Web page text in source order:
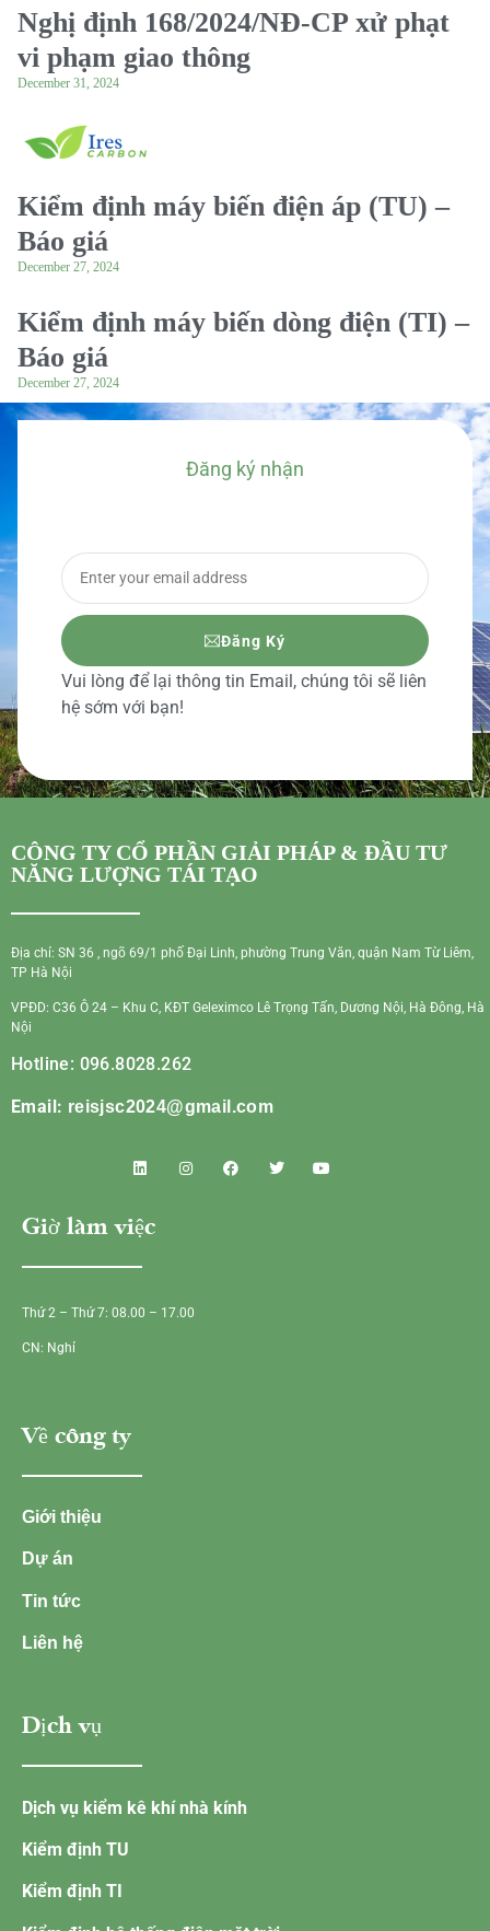
Nghị định 168/2024/NĐ-CP xử phạt
vi phạm giao thông
December 31, 2024
Kiểm định máy biến điện áp (TU) –
Báo giá
December 27, 2024
Kiểm định máy biến dòng điện (TI) –
Báo giá
December 27, 2024
Đăng ký nhận
Đăng Ký
Vui lòng để lại thông tin Email, chúng tôi sẽ liên
hệ sớm với bạn!
CÔNG TY CỔ PHẦN GIẢI PHÁP & ĐẦU TƯ
NĂNG LƯỢNG TÁI TẠO
Địa chỉ: SN 36 , ngõ 69/1 phố Đại Linh, phường Trung Văn, quận Nam Từ Liêm,
TP Hà Nội
VPĐD: C36 Ô 24 – Khu C, KĐT Geleximco Lê Trọng Tấn, Dương Nội, Hà Đông, Hà
Nội
Hotline: 096.8028.262
Email: reisjsc2024@gmail.com
Giờ làm việc
Thứ 2 – Thứ 7: 08.00 – 17.00
CN: Nghỉ
Về công ty
Giới thiệu
Dự án
Tin tức
Liên hệ
Dịch vụ
Dịch vụ kiểm kê khí nhà kính
Kiểm định TU
Kiểm định TI